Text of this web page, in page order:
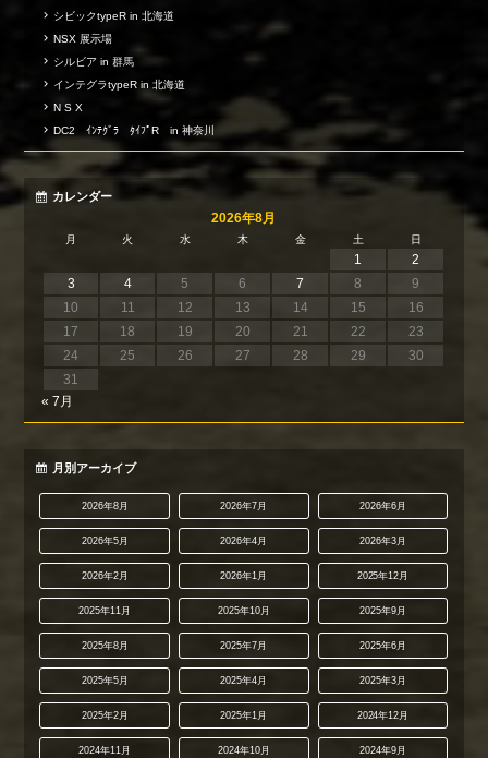
シビックtypeR in 北海道
NSX 展示場
シルビア in 群馬
インテグラtypeR in 北海道
N S X
DC2 ｲﾝﾃｸﾞﾗ ﾀｲﾌﾟR in 神奈川
カレンダー
2026年8月
月 火 水 木 金 土 日
1
2
3
4 5 6 7 8
9
10
11 12 13 14 15
16
17
18 19 20 21 22
23
24
25 26 27 28 29
30
31
« 7月
月別アーカイブ
2026年8月 2026年7月 2026年6月
2026年5月 2026年4月 2026年3月
2026年2月 2026年1月 2025年12月
2025年11月 2025年10月 2025年9月
2025年8月 2025年7月 2025年6月
2025年5月 2025年4月 2025年3月
2025年2月 2025年1月 2024年12月
2024年11月 2024年10月 2024年9月